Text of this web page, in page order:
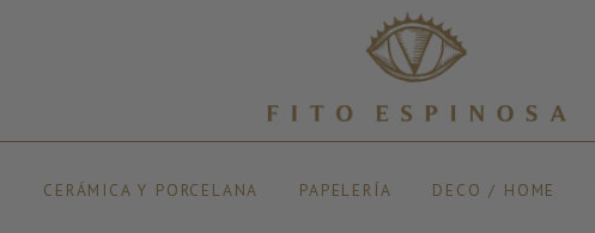
CERÁMICA Y PORCELANA PAPELERÍA DECO / HOME